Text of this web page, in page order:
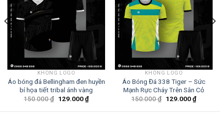
KHÔNG LOGO
Áo bóng đá Bellingham đen huyền
bí họa tiết tribal ánh vàng
150.000₫ Giá
là:
129.000₫Giá
hiện
tại
KHÔNG LOGO
Áo Bóng Đá 338 Tiger – Sức
Mạnh Rực Cháy Trên Sân Cỏ
150.000₫ Giá
là:
129.000₫Giá
hiện
tại